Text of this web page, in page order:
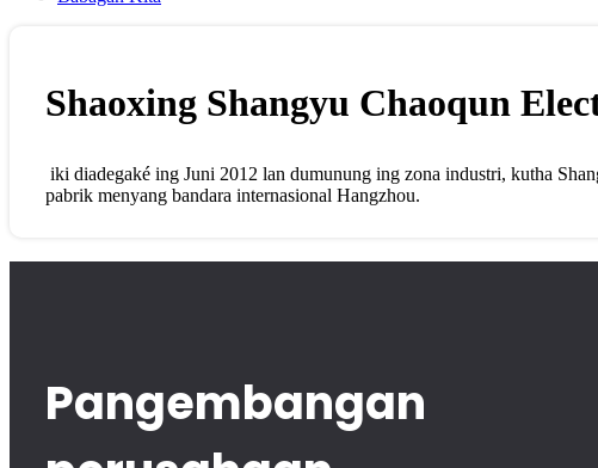
Shaoxing Shangyu Chaoqun
iki diadegaké ing Juni 2012 lan dumunung ing zona industri, kutha
pabrik menyang bandara internasional Hangzhou.
Pangembangan